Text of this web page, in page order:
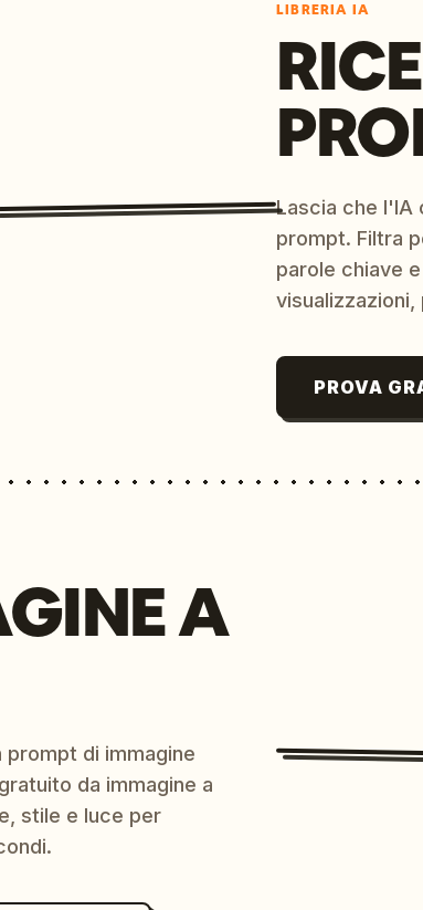
LIBRERIA IA
Lascia che l'IA
prompt. Filtra
parole chiave
PROVA
A
di immagine
da immagine a
stile e luce per